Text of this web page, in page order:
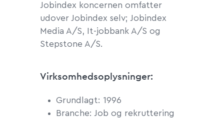
Jobindex koncernen omfatter
udover Jobindex selv; Jobindex
Media A/S, It-jobbank A/S og
Stepstone A/S.
Virksomhedsoplysninger:
Grundlagt: 1996
Branche: Job og rekruttering